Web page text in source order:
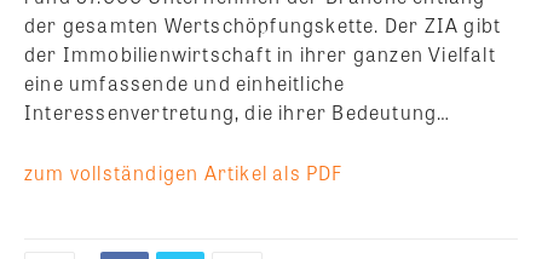
der gesamten Wertschöpfungskette. Der ZIA gibt
der Immobilienwirtschaft in ihrer ganzen Vielfalt
eine umfassende und einheitliche
Interessenvertretung, die ihrer Bedeutung…
zum vollständigen Artikel als PDF